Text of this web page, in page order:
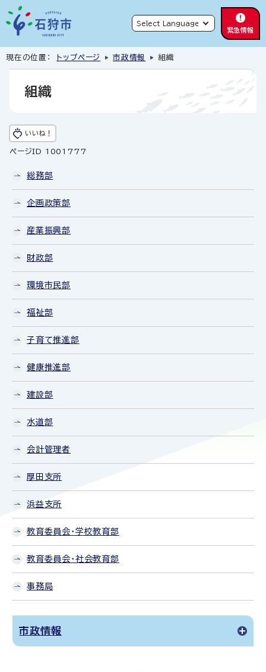
緊急情報
現在の位置： トップページ 市政情報 組織
組織
いいね！
ページID 1001777
総務部
企画政策部
産業振興部
財政部
環境市民部
福祉部
子育て推進部
健康推進部
建設部
水道部
会計管理者
厚田支所
浜益支所
教育委員会・学校教育部
教育委員会・社会教育部
事務局
市政情報